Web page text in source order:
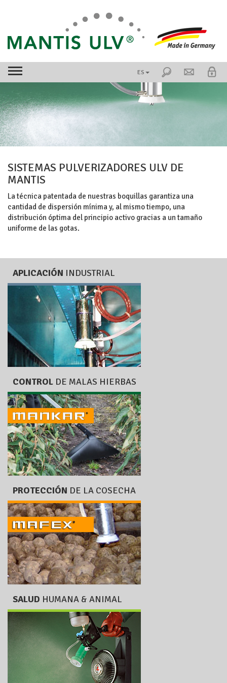
ES
SISTEMAS PULVERIZADORES ULV DE
MANTIS
La técnica patentada de nuestras boquillas garantiza una
cantidad de dispersión mínima y, al mismo tiempo, una
distribución óptima del principio activo gracias a un tamaño
uniforme de las gotas.
APLICACIÓN INDUSTRIAL
CONTROL DE MALAS HIERBAS
PROTECCIÓN DE LA COSECHA
SALUD HUMANA & ANIMAL